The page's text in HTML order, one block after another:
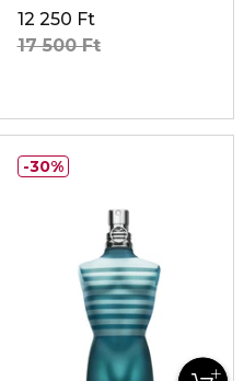
12 250 Ft
17 500 Ft
30%